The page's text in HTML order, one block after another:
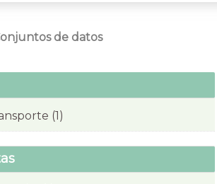
de datos
(1)